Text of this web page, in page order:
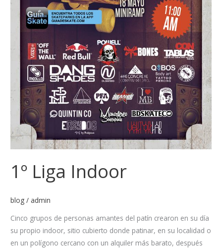
1º Liga Indoor
blog / admin
Cinco grupos de personas amantes del patín crearon en su día
su propio indoor, sitio cubierto donde patinar, en su localidad o
en un polígono cercano con un alquiler más barato, después